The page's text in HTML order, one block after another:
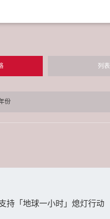
列表
份
持「地球一小时」熄灯行动